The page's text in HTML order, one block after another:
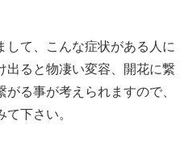
して、こんな症状がある人に
出ると物凄い変容、開花に繋
る事が考えられますので、
下さい。